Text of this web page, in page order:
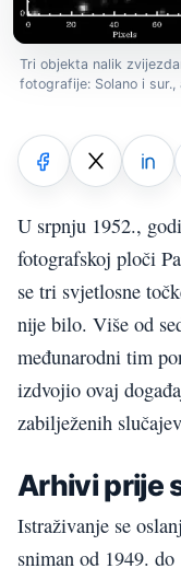
Tri objekta nalik
fotografije: Solano i
U srpnju 1952.,
fotografskoj ploči
se tri svjetlosne
nije bilo. Više od
međunarodni tim
izdvojio ovaj
zabilježenih
Arhivi prije
Istraživanje se
sniman od 1949.